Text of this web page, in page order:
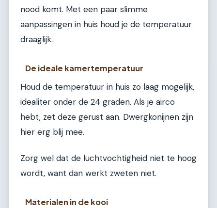
nood komt. Met een paar slimme
aanpassingen in huis houd je de temperatuur
draaglijk.
De ideale kamertemperatuur
Houd de temperatuur in huis zo laag mogelijk,
idealiter onder de 24 graden. Als je airco
hebt, zet deze gerust aan. Dwergkonijnen zijn
hier erg blij mee.
Zorg wel dat de luchtvochtigheid niet te hoog
wordt, want dan werkt zweten niet.
Materialen in de kooi